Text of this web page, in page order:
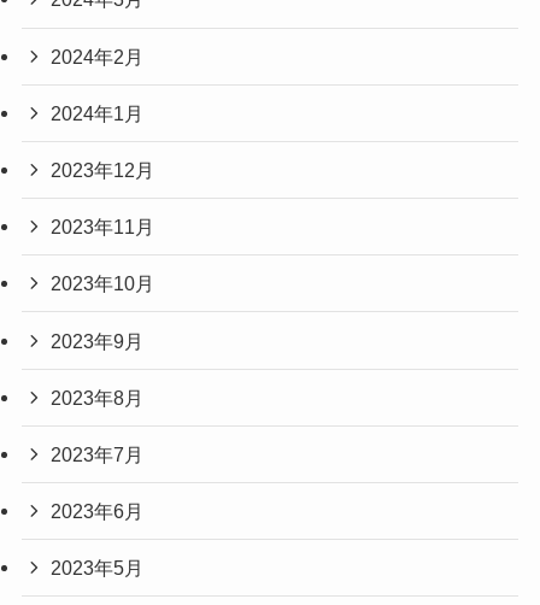
2024年2月
2024年1月
2023年12月
2023年11月
2023年10月
2023年9月
2023年8月
2023年7月
2023年6月
2023年5月